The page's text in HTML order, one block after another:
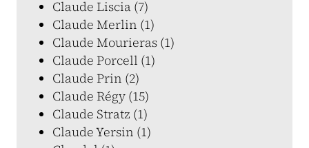
Claude Liscia (7)
Claude Merlin (1)
Claude Mourieras (1)
Claude Porcell (1)
Claude Prin (2)
Claude Régy (15)
Claude Stratz (1)
Claude Yersin (1)